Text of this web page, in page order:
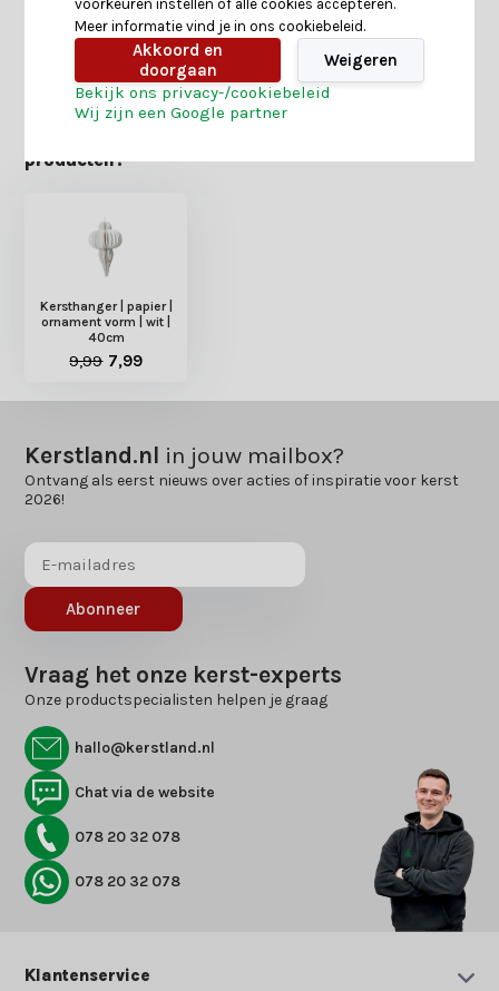
producten?
Kersthanger | papier |
ornament vorm | wit |
40cm
9,99 7,99
Kerstland.nl in jouw mailbox?
Ontvang als eerst nieuws over acties of inspiratie voor kerst
2026!
Abonneer
Vraag het onze kerst-experts
Onze productspecialisten helpen je graag
hallo@kerstland.nl
Chat via de website
078 20 32 078
078 20 32 078
Klantenservice
voorkeuren instellen of alle cookies accepteren.
Meer informatie vind je in ons cookiebeleid.
Akkoord en
doorgaan
Weigeren
Bekijk ons privacy-/cookiebeleid
Wij zijn een Google partner